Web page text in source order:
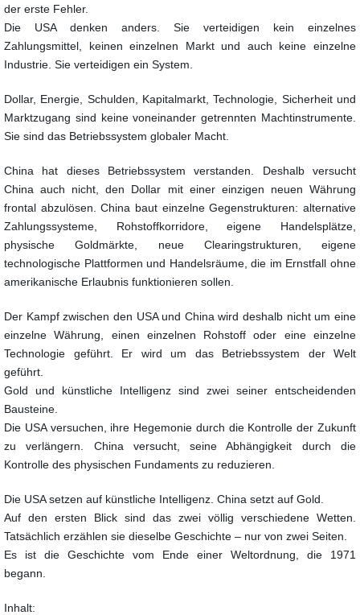
der erste Fehler.
Die USA denken anders. Sie verteidigen kein einzelnes
Zahlungsmittel, keinen einzelnen Markt und auch keine einzelne
Industrie. Sie verteidigen ein System.
Dollar, Energie, Schulden, Kapitalmarkt, Technologie, Sicherheit und
Marktzugang sind keine voneinander getrennten Machtinstrumente.
Sie sind das Betriebssystem globaler Macht.
China hat dieses Betriebssystem verstanden. Deshalb versucht
China auch nicht, den Dollar mit einer einzigen neuen Währung
frontal abzulösen. China baut einzelne Gegenstrukturen: alternative
Zahlungssysteme, Rohstoffkorridore, eigene Handelsplätze,
physische Goldmärkte, neue Clearingstrukturen, eigene
technologische Plattformen und Handelsräume, die im Ernstfall ohne
amerikanische Erlaubnis funktionieren sollen.
Der Kampf zwischen den USA und China wird deshalb nicht um eine
einzelne Währung, einen einzelnen Rohstoff oder eine einzelne
Technologie geführt. Er wird um das Betriebssystem der Welt
geführt.
Gold und künstliche Intelligenz sind zwei seiner entscheidenden
Bausteine.
Die USA versuchen, ihre Hegemonie durch die Kontrolle der Zukunft
zu verlängern. China versucht, seine Abhängigkeit durch die
Kontrolle des physischen Fundaments zu reduzieren.
Die USA setzen auf künstliche Intelligenz. China setzt auf Gold.
Auf den ersten Blick sind das zwei völlig verschiedene Wetten.
Tatsächlich erzählen sie dieselbe Geschichte – nur von zwei Seiten.
Es ist die Geschichte vom Ende einer Weltordnung, die 1971
begann.
Inhalt: